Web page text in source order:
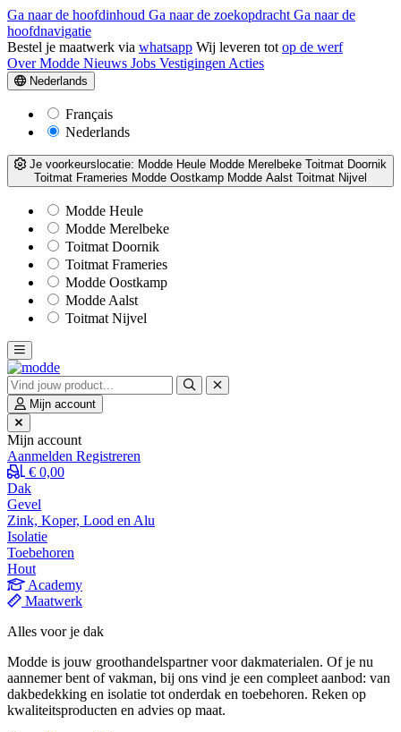
Ga naar de hoofdinhoud Ga naar de zoekopdracht Ga naar de
hoofdnavigatie
Bestel je maatwerk via whatsapp Wij leveren tot op de werf
Over Modde Nieuws Jobs Vestigingen Acties
Nederlands
Français
Nederlands
Je voorkeurslocatie: Modde Heule Modde Merelbeke Toitmat Doornik
Toitmat Frameries Modde Oostkamp Modde Aalst Toitmat Nijvel
Modde Heule
Modde Merelbeke
Toitmat Doornik
Toitmat Frameries
Modde Oostkamp
Modde Aalst
Toitmat Nijvel
Mijn account
Mijn account
Aanmelden Registreren
€ 0,00
Dak
Gevel
Zink, Koper, Lood en Alu
Isolatie
Toebehoren
Hout
Academy
Maatwerk
Alles voor je dak
Modde is jouw groothandelspartner voor dakmaterialen. Of je nu
aannemer bent of vakman, bij ons vind je een compleet aanbod: van
dakbedekking en isolatie tot onderdak en toebehoren. Reken op
kwaliteitsproducten en advies op maat.